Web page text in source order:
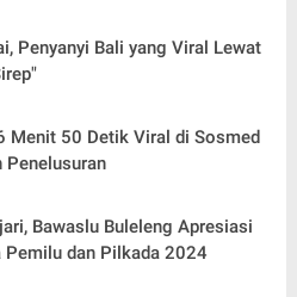
Penyanyi Bali yang Viral Lewat
Menit 50 Detik Viral di Sosmed
Penelusuran
Bawaslu Buleleng Apresiasi
Pemilu dan Pilkada 2024